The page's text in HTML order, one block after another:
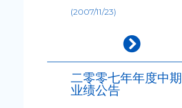
(2007/11/23)
二零零七年年度中期
业绩公告